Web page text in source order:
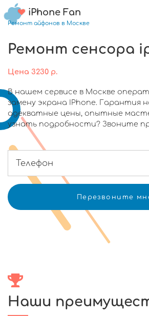
iPhone Fan
Ремонт айфонов в Москве
Ремонт сенсора
Цена 3230 р.
В нашем сервисе в Москве
замену экрана IPhone. Гарантия
адекватные цены, опытные
узнать подробности? Звоните
Наши